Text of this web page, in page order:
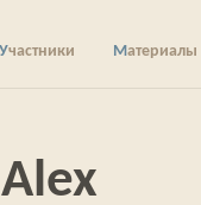
Участники Материалы
Alex